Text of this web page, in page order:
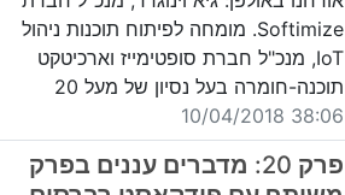
Softimize. מומחה לפיתוח תוכנות ניהול
IoT, מנכ"ל חברת סופטימייז וארכיטקט
תוכנה-חומרה בעל נסיון של מעל 20
38:06 10/04/2018
פרק 20: מדברים עננים בפרק